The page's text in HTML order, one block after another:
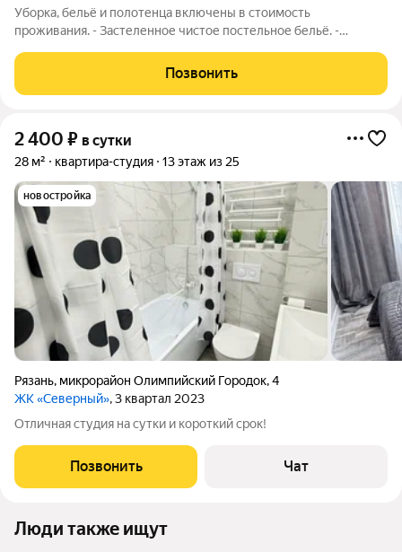
Уборка, бельё и полотенца включены в стоимость
проживания. - Застеленное чистое постельное бельё. -
телевизор/кабельное телевидение. - Бесплатный,
высокоскоростной Wi-Fi. - Оборудованная кухня,
Позвонить
2 400 ₽ в сутки
28 м² квартира-студия 13 этаж из 25
новостройка
Рязань, микрорайон Олимпийский Городок,4
ЖК «Северный», 3 квартал 2023
Отличная студия на сутки и короткий срок!
Позвонить Чат
Люди также ищут